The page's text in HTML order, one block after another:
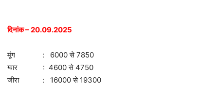
दिनांक – 20.09.2025
मूंग : 6000 से 7850
ग्वार : 4600 से 4750
जीरा : 16000 से 19300